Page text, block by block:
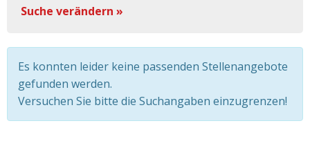
Suche verändern »
Es konnten leider keine passenden Stellenangebote
gefunden werden.
Versuchen Sie bitte die Suchangaben einzugrenzen!